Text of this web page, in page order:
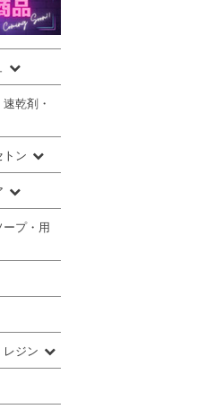
乾剤・
トン
プ・用
レジン